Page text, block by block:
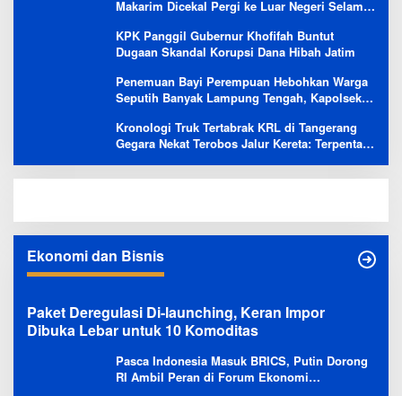
Makarim Dicekal Pergi ke Luar Negeri Selama
KPK Panggil Gubernur Khofifah Buntut
Dugaan Skandal Korupsi Dana Hibah Jatim
Penemuan Bayi Perempuan Hebohkan Warga
Seputih Banyak Lampung Tengah, Kapolsek:
Kronologi Truk Tertabrak KRL di Tangerang
Gegara Nekat Terobos Jalur Kereta: Terpental,
Ekonomi dan Bisnis
Paket Deregulasi Di-launching, Keran Impor
Dibuka Lebar untuk 10 Komoditas
Pasca Indonesia Masuk BRICS, Putin Dorong
RI Ambil Peran di Forum Ekonomi